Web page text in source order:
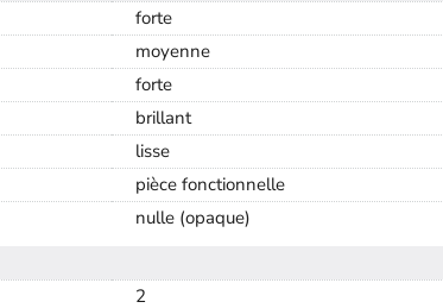
forte
moyenne
forte
brillant
lisse
pièce fonctionnelle
nulle (opaque)
2